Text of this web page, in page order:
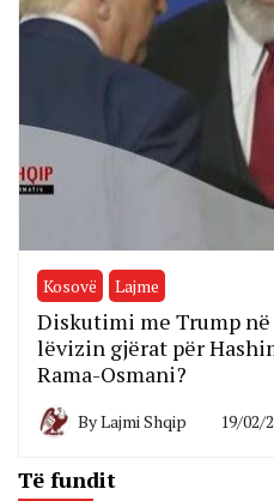
Kosovë Lajme
Diskutimi me Trump
lëvizin gjërat për
Rama-Osmani?
ByLajmi Shqip 19/02/
Të fundit